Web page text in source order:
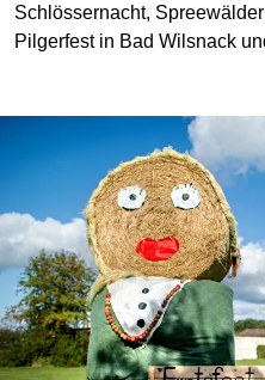
Schlössernacht,
Pilgerfest in Bad Wilsnack